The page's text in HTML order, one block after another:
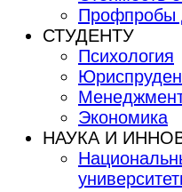
Профпробы
СТУДЕНТУ
Психология
Экономика
НАУКА И